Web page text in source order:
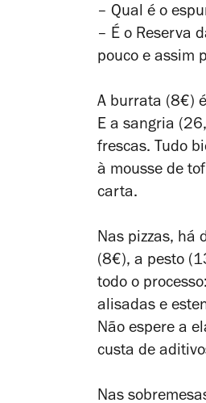
– Qual é o
– É o Reserva
pouco e assim
A burrata (8€)
E a sangria
frescas. Tudo
à mousse de
carta.
Nas pizzas, há
(8€), a pesto
todo o
alisadas e
Não espere a
custa de
Nas